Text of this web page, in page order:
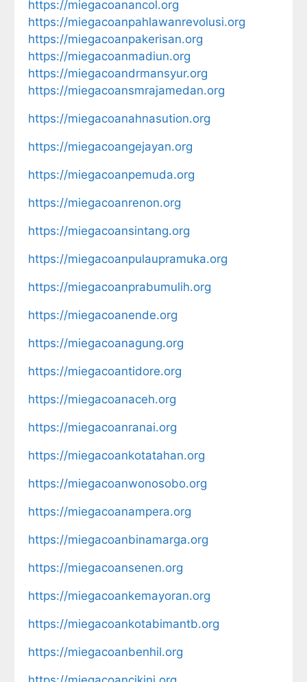
https://miegacoanancol.org
https://miegacoanpahlawanrevolusi.org
https://miegacoanpakerisan.org
https://miegacoanmadiun.org
https://miegacoandrmansyur.org
https://miegacoansmrajamedan.org
https://miegacoanahnasution.org
https://miegacoangejayan.org
https://miegacoanpemuda.org
https://miegacoanrenon.org
https://miegacoansintang.org
https://miegacoanpulaupramuka.org
https://miegacoanprabumulih.org
https://miegacoanende.org
https://miegacoanagung.org
https://miegacoantidore.org
https://miegacoanaceh.org
https://miegacoanranai.org
https://miegacoankotatahan.org
https://miegacoanwonosobo.org
https://miegacoanampera.org
https://miegacoanbinamarga.org
https://miegacoansenen.org
https://miegacoankemayoran.org
https://miegacoankotabimantb.org
https://miegacoanbenhil.org